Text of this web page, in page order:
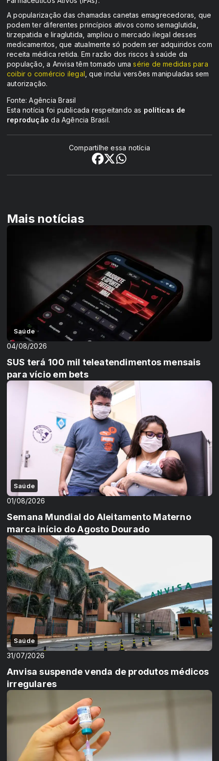
A popularização das chamadas canetas emagrecedoras, que
podem ter diferentes princípios ativos como semaglutida,
tirzepatida e liraglutida, ampliou o mercado ilegal desses
medicamentos, que atualmente só podem ser adquiridos com
receita médica retida. Em razão dos riscos à saúde da
população, a Anvisa têm tomado umasérie de medidas para
coibir o comércio ilegal , que inclui versões manipuladas sem
autorização.
Fonte: Agência Brasil
Esta notícia foi publicada respeitando as políticas de
reprodução da Agência Brasil.
Compartilhe essa notícia
Mais notícias
Saúde
04/08/2026
SUS terá 100 mil teleatendimentos mensais
para vício em bets
Saúde
01/08/2026
Semana Mundial do Aleitamento Materno
marca início do Agosto Dourado
Saúde
31/07/2026
Anvisa suspende venda de produtos médicos
irregulares